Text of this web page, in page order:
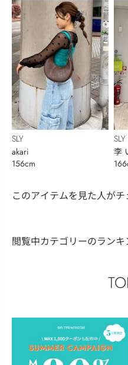
SLY
akari
156cm
SLY
李
このアイテムを見た人が
閲覧中カテゴリーのランキ